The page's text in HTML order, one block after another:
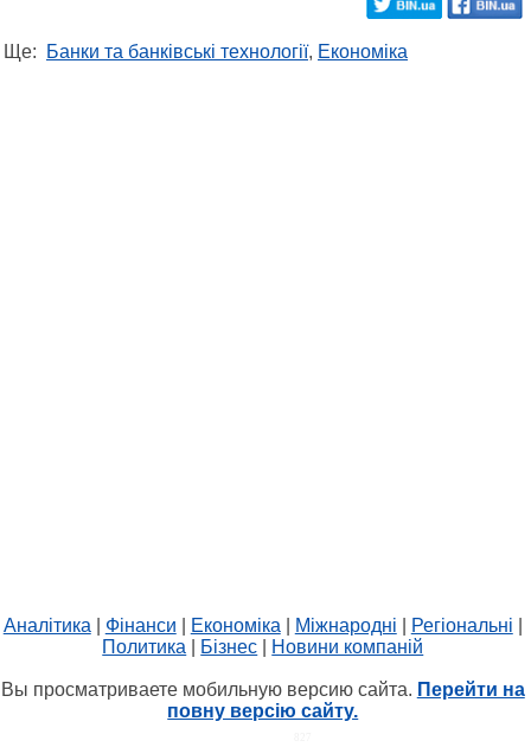
Ще: Банки та банківські технології, Економіка
Аналітика Фінанси Економіка Міжнародні Регіональні
Политика
Бізнес Новини компаній
Вы просматриваете мобильную версию сайта. Перейти на
повну версію сайту.